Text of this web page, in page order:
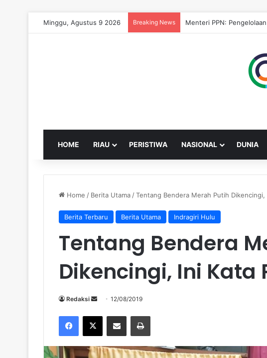
Minggu, Agustus 9 2026 Breaking News Menteri PPN:
HOME RIAU PERISTIWA NASIONAL DUNIA
Home / Berita Utama /Tentang Bendera Merah Putih Dikencingi,
Berita Terbaru Berita Utama Indragiri Hulu
Tentang Bendera
Dikencingi, Ini Kata
Redaksi
Send12/08/2019
Facebook
X Share via Email Print